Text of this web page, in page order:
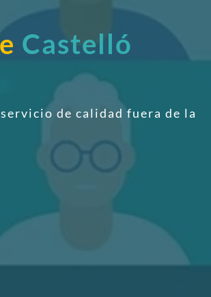
Castelló
de calidad fuera de la